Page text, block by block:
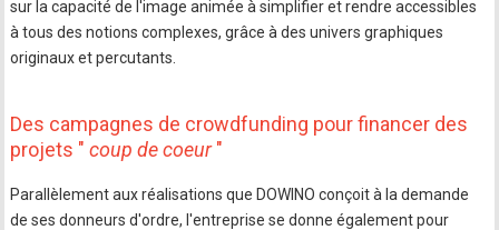
sur la capacité de l'image animée à simplifier et rendre accessibles
à tous des notions complexes, grâce à des univers graphiques
originaux et percutants.
Des campagnes de crowdfunding pour financer des
projets " coup de coeur"
Parallèlement aux réalisations que DOWINO conçoit à la demande
de ses donneurs d'ordre, l'entreprise se donne également pour